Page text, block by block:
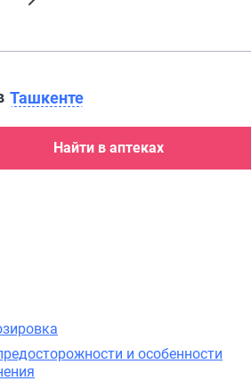
Ташкенте
Найти в аптеках
и особенности